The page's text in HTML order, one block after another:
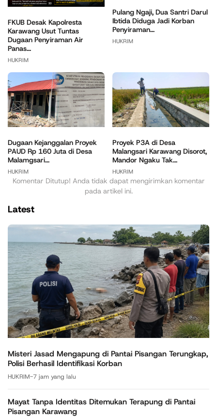
FKUB Desak Kapolresta
Karawang Usut Tuntas
Dugaan Penyiraman Air
Panas...
HUKRIM
Pulang Ngaji, Dua Santri Darul
Ibtida Diduga Jadi Korban
Penyiraman...
HUKRIM
Dugaan Kejanggalan Proyek
PAUD Rp 160 Juta di Desa
Malamgsari...
HUKRIM
Proyek P3A di Desa
Malangsari Karawang Disorot,
Mandor Ngaku Tak...
HUKRIM
Komentar Ditutup! Anda tidak dapat mengirimkan komentar
pada artikel ini.
Latest
Misteri Jasad Mengapung di Pantai Pisangan Terungkap,
Polisi Berhasil Identifikasi Korban
HUKRIM-7 jam yang lalu
Mayat Tanpa Identitas Ditemukan Terapung di Pantai
Pisangan Karawang